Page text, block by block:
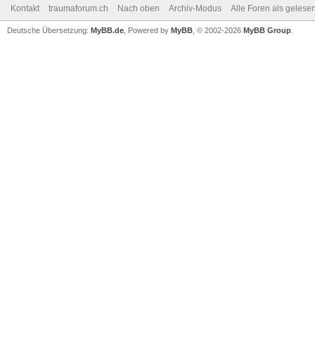
Kontakt traumaforum.ch Nach oben Archiv-Modus Alle Foren als
Deutsche Übersetzung: MyBB.de , Powered by MyBB , © 2002-2026 MyBB Group